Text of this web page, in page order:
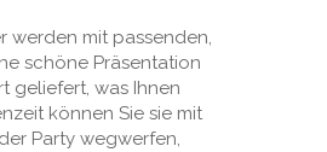
werden mit passenden,
schöne Präsentation
geliefert, was Ihnen
können Sie sie mit
Party wegwerfen,